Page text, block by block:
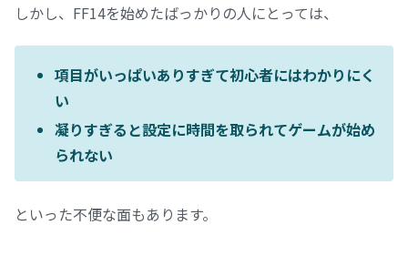
しかし、FF14を始めたばっかりの人にとっては、
項目がいっぱいありすぎて初心者にはわかりにく
い
凝りすぎると設定に時間を取られてゲームが始め
られない
といった不便な面もあります。